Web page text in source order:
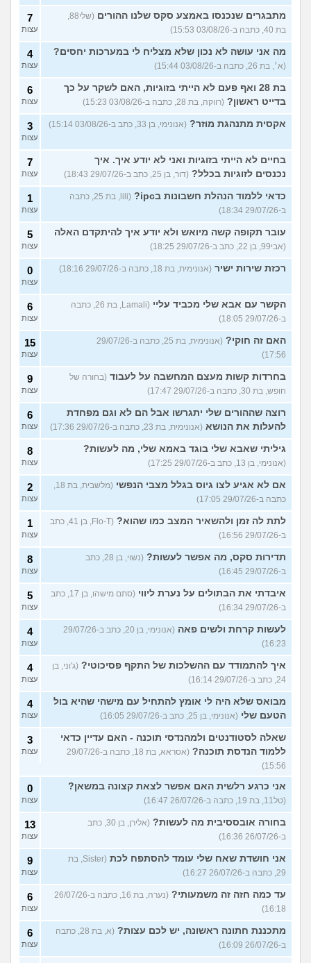
מתבגרים שנכנסו באמצע סקס שלנו ההורים
(שלי88,
בת 40, כתבה ב-03/08/26 15:53)
7
עצות
מה אני עושה לא נכון שלא מצליח לי במערכות יחסים?
(א׳, בת 26, כתבה ב-03/08/26 15:44)
4
עצות
בת 28 ואף פעם לא הייתי בזוגיות, האם לשקר על כך
בדייט ראשון? (רווקה, בת 28, כתבה ב-03/08/26 15:23)
6
עצות
אקסית מתנהגת מוזר? (אנונימי, בן 33, כתב ב-03/08/26 15:14) 3
עצות
בחיים לא הייתי בזוגיות ואני לא יודע איך. איך
נכנסים לזוגיות בכלל? (דור, בן 25, כתב ב-29/07/26 18:43)
7
עצות
כדאי ללמוד הנהלת חשבונות בipc?
(lili, בת 25, כתבה
ב-29/07/26 18:34)
1
עצות
עובר תקופה קשה מיואש ולא יודע איך להיתקדם האלה
(אבי99, בן 22, כתב ב-29/07/26 18:25)
5
עצות
רכזת שירות ישיר (אנונימית, בת 18, כתבה ב-29/07/26 18:16) 0
עצות
הקשר עם אבא שלי מכביד עליי
(Lamali, בת 26, כתבה
ב-29/07/26 18:05)
6
עצות
האם זה חוקי?
(אנונימית, בת 25, כתבה ב-29/07/26
17:56)
15
עצות
בחרדות קשות מעצם המחשבה על לעבוד (בחורה של
חופש, בת 30, כתבה ב-29/07/26 17:47)
9
עצות
רוצה שההורים שלי יתגרשו אבל הם לא וגם מפחדת
להעלות את הנושא (אנונימית, בת 23, כתבה ב-29/07/26 17:36)
6
עצות
גיליתי שאבא שלי בוגד באמא שלי, מה לעשות?
(אנונימי, בן 13, כתב ב-29/07/26 17:25)
8
עצות
אם לא אגיע לצו גיוס בגלל מצבי הנפשי
(מלשבית, בת 18,
כתבה ב-29/07/26 17:05)
2
עצות
לתת לה זמן ולהשאיר המצב כמו שהוא?
(Flo-T, בן 41, כתב
ב-29/07/26 16:56)
1
עצות
תדירות סקס, מה אפשר לעשות?
(נשוי, בן 28, כתב
ב-29/07/26 16:45)
8
עצות
איבדתי את הבתולים על נערת ליווי
(סתם מישהו, בן 17, כתב
ב-29/07/26 16:34)
5
עצות
לעשות קרחת ולשים פאה
(אנונימי, בן 20, כתב ב-29/07/26
16:23)
4
עצות
איך להתמודד עם ההשלכות של התקף פסיכוטי? (ג'וני, בן
24, כתב ב-29/07/26 16:14)
4
עצות
מבואס שלא היה לי אומץ להתחיל עם מישהי שהיא בול
הטעם שלי (אנונימי, בן 25, כתב ב-29/07/26 16:05)
4
עצות
שאלה לסטודנטים ולמהנדסי תוכנה - האם עדיין כדאי
ללמוד הנדסת תוכנה?
(אסראא, בת 18, כתבה ב-29/07/26
15:56)
3
עצות
אני כרגע רלשית האם אפשר לצאת קצונה במשאן?
(טל11, בת 19, כתבה ב-26/07/26 16:47)
0
עצות
בחורה אובססיבית מה לעשות?
(אלירן, בן 30, כתב
ב-26/07/26 16:36)
13
עצות
אני חושדת שאח שלי עומד להסתפח לכת
(Sister, בת
29, כתבה ב-26/07/26 16:27)
9
עצות
עד כמה חזה זה משמעותי?
(נערה, בת 16, כתבה ב-26/07/26
16:18)
6
עצות
מתכננת חתונה ראשונה, יש לכם עצות?
(א, בת 28, כתבה
ב-26/07/26 16:09)
6
עצות